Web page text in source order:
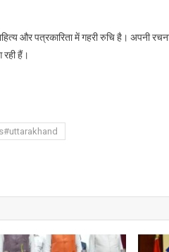
और पत्रकारिता में गहरी रुचि है। अपनी
हैं।